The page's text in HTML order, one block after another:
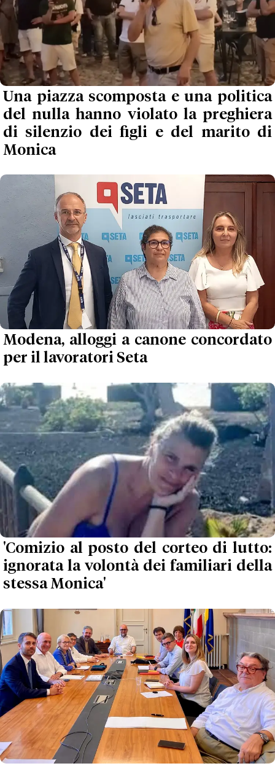
Una piazza scomposta e una politica
del nulla hanno violato la preghiera
di silenzio dei figli e del marito di
Monica
Modena, alloggi a canone concordato
per il lavoratori Seta
'Comizio al posto del corteo di lutto:
ignorata la volontà dei familiari della
stessa Monica'